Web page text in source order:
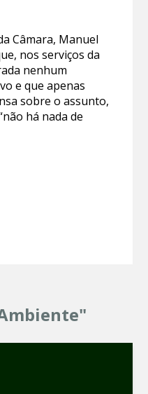
Câmara, Manuel
nos serviços da
nenhum
e que apenas
sobre o assunto,
há nada de